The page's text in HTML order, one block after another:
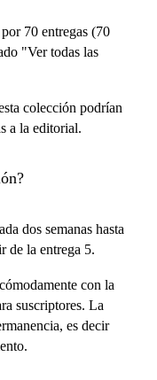
70 entregas (70
"Ver todas las
colección podrían
a la editorial.
dos semanas hasta
de la entrega 5.
con la
suscriptores. La
es decir